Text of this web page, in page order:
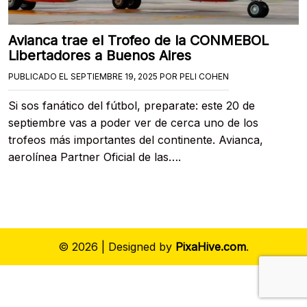
Avianca trae el Trofeo de la CONMEBOL
Libertadores a Buenos Aires
PUBLICADO EL SEPTIEMBRE 19, 2025 POR PELI COHEN
Si sos fanático del fútbol, preparate: este 20 de
septiembre vas a poder ver de cerca uno de los
trofeos más importantes del continente. Avianca,
aerolínea Partner Oficial de las….
© 2026 Designed by PixaHive.com.